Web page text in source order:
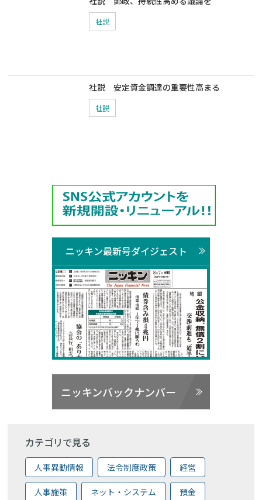
社説
社説 安定資金調達の重要性高まる
社説
ニッキン最新号ダイジェスト
ニッキンバックナンバー
カテゴリで見る
人事異動情報 法令制度政策 経営
人事施策 ネット・システム 預金